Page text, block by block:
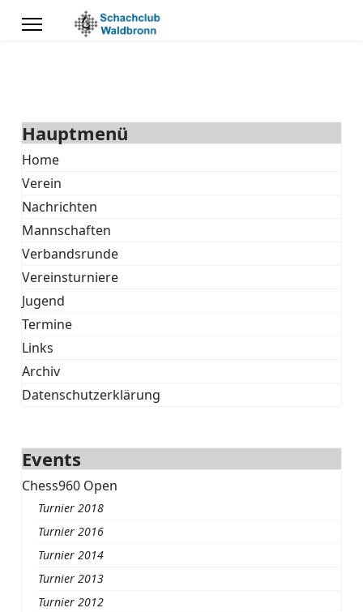
Hauptmenü
Home
Verein
Nachrichten
Mannschaften
Verbandsrunde
Vereinsturniere
Jugend
Termine
Links
Archiv
Datenschutzerklärung
Events
Chess960 Open
Turnier 2018
Turnier 2016
Turnier 2014
Turnier 2013
Turnier 2012